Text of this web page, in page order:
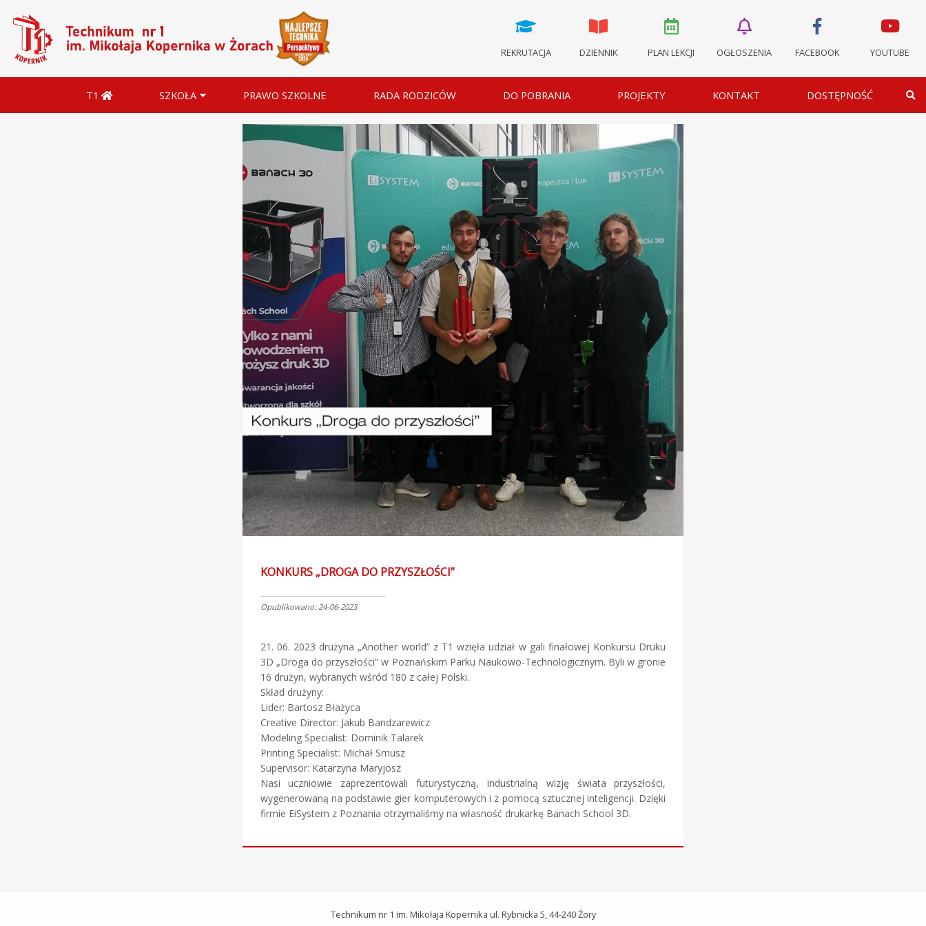
REKRUTACJA DZIENNIK PLAN LEKCJI OGŁOSZENIA FACEBOOK YOUTUBE
T1 SZKOŁA PRAWO SZKOLNE RADA RODZICÓW DO POBRANIA PROJEKTY KONTAKT DOSTĘPNOŚĆ
KONKURS „DROGA DO PRZYSZŁOŚCI”
Opublikowano: 24-06-2023
21. 06. 2023 drużyna „Another world” z T1 wzięła udział w gali finałowej Konkursu Druku
3D „Droga do przyszłości” w Poznańskim Parku Naukowo-Technologicznym. Byli w gronie
16 drużyn, wybranych wśród 180 z całej Polski.
Skład drużyny:
Lider: Bartosz Błażyca​
Creative Director: Jakub Bandzarewicz ​
Modeling Specialist: Dominik Talarek ​
Printing Specialist: Michał Smusz ​
Supervisor: Katarzyna Maryjosz
Nasi uczniowie zaprezentowali futurystyczną, industrialną wizję świata przyszłości,
wygenerowaną na podstawie gier komputerowych i z pomocą sztucznej inteligencji. Dzięki
firmie EiSystem z Poznania otrzymaliśmy na własność drukarkę Banach School 3D.
Technikum nr 1 im. Mikołaja Kopernika ul. Rybnicka 5, 44-240 Żory